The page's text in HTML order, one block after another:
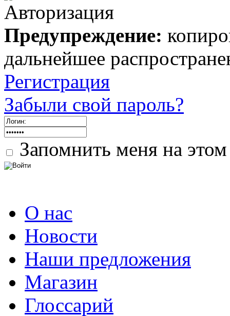
Авторизация
Предупреждение:
дальнейшее
Регистрация
Забыли свой пароль?
Запомнить меня на
О нас
Новости
Наши предложения
Магазин
Глоссарий